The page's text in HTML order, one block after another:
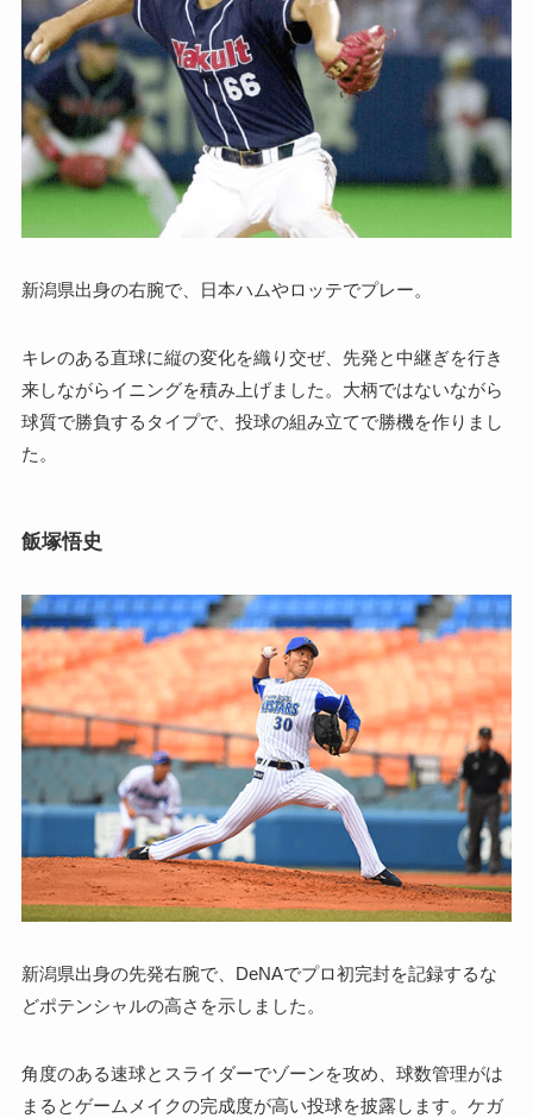
新潟県出身の右腕で、日本ハムやロッテでプレー。
キレのある直球に縦の変化を織り交ぜ、先発と中継ぎを行き
来しながらイニングを積み上げました。大柄ではないながら
球質で勝負するタイプで、投球の組み立てで勝機を作りまし
た。
飯塚悟史
新潟県出身の先発右腕で、DeNAでプロ初完封を記録するな
どポテンシャルの高さを示しました。
角度のある速球とスライダーでゾーンを攻め、球数管理がは
まるとゲームメイクの完成度が高い投球を披露します。ケガ